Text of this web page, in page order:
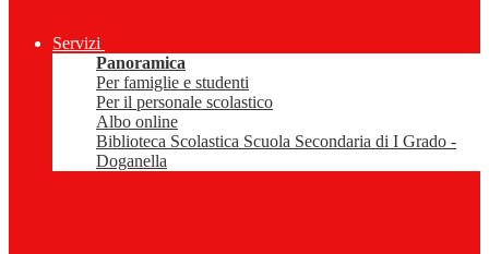
Servizi
Panoramica
Per famiglie e studenti
Per il personale scolastico
Albo online
Biblioteca Scolastica Scuola Secondaria di I Grado -
Doganella